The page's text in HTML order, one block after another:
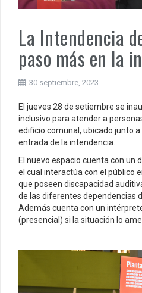
La Intendencia
paso más en la
30 septiembre, 2023
El jueves 28 de setiembre se
inclusivo para atender a
edificio comunal, ubicado junto
entrada de la intendencia.
El nuevo espacio cuenta con un
el cual interactúa con el público
que poseen discapacidad
de las diferentes dependencias
Además cuenta con un
(presencial) si la situación lo